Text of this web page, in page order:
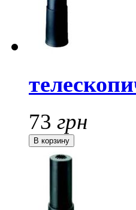
73 грн